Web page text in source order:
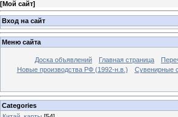
[Мой сайт]
Вход на сайт
Меню сайта
Доска объявлений Главная страница
Новые производства РФ (1992-н.в.)
Сувенирные
Categories